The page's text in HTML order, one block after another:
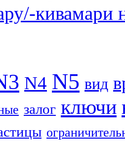
кивамари
N4 N5 вид
залог ключи